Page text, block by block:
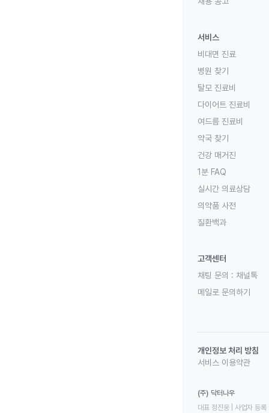
서비스
비대면 진료
병원 찾기
탈모 진료비
다이어트 진료비
여드름 진료비
약국 찾기
건강 매거진
1분 FAQ
실시간 의료상담
의약품 사전
질환백과
고객센터
채팅 문의 : 채널톡
메일로 문의하기
개인정보 처리 방침
서비스 이용약관
(주) 닥터나우
대표 정진웅 | 사업자